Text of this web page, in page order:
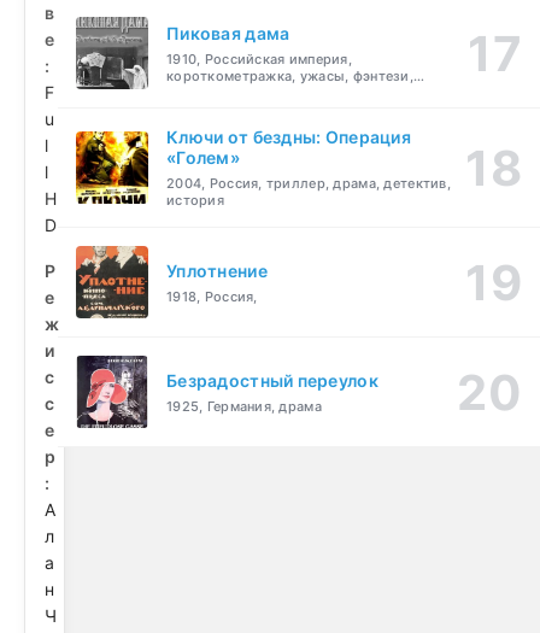
в
е
:
F
u
l
l
H
D
Р
е
ж
и
с
с
е
р
:
А
л
а
н
Ч
Пиковая дама
1910, Российская империя,
короткометражка, ужасы, фэнтези,
Ключи от бездны: Операция
«Голем»
2004, Россия, триллер, драма, детектив,
история
Уплотнение
1918, Россия,
Безрадостный переулок
1925, Германия, драма